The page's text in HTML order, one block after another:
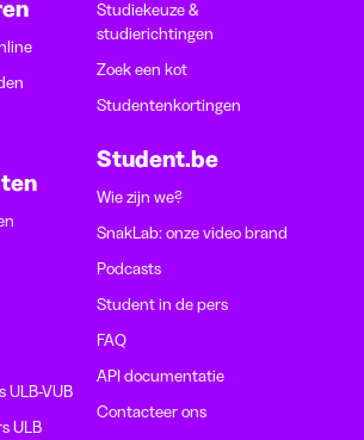
ULB-VUB
ULB
Studiekeuze &
studierichtingen
Zoek een kot
Studentenkortingen
Student.be
Wie zijn we?
SnakLab: onze video brand
Podcasts
Student in de pers
FAQ
API documentatie
Contacteer ons